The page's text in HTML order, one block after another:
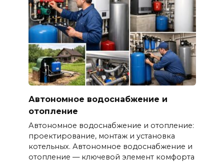
Автономное водоснабжение и
отопление
Автономное водоснабжение и отопление:
проектирование, монтаж и установка
котельных. Автономное водоснабжение и
отопление — ключевой элемент комфорта